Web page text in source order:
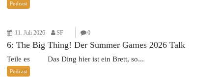
Podcast
11. Juli 2026 SF 0
6: The Big Thing! Der Summer Games 2026 Talk
Teile es Das Ding hier ist ein Brett, so...
Podcast